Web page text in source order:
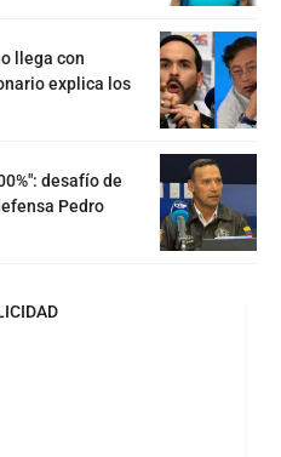
llega con
explica los
desafío de
Pedro